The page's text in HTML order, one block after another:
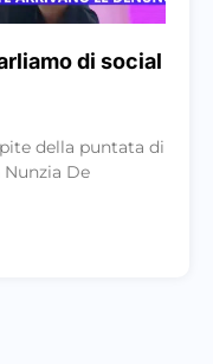
di social
della puntata di
Nunzia De